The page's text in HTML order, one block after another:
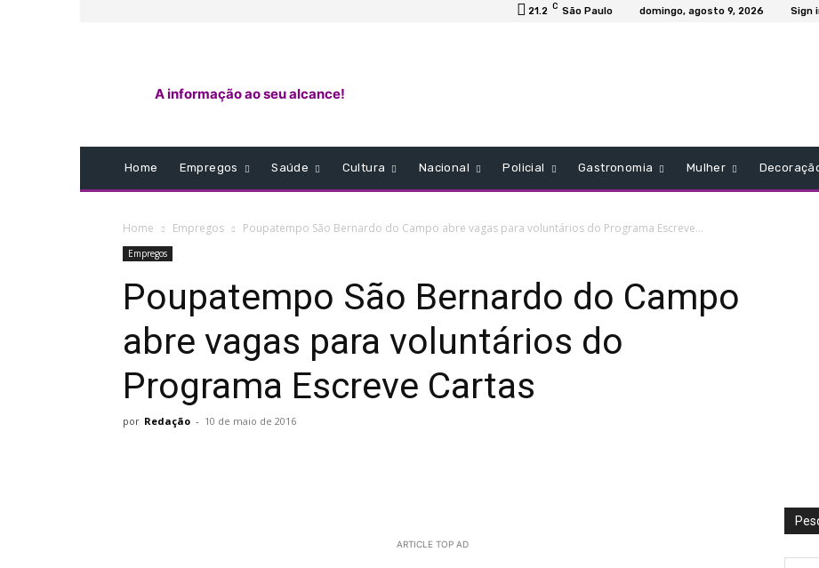
21.2 C São Paulo domingo, agosto 9, 2026 Sign
A informação ao seu alcance!
Home Empregos Saúde Cultura Nacional Policial Gastronomia Mulher
Home Empregos Poupatempo São Bernardo do Campo abre vagas para voluntários do Programa Escreve...
Empregos
Poupatempo São Bernardo do Campo
abre vagas para voluntários do
Programa Escreve Cartas
por Redação - 10 de maio de 2016
ARTICLE TOP AD